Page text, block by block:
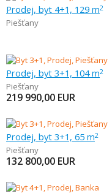
Prodej, byt 4+1, 129 m2
Piešťany
Prodej, byt 3+1, 104 m2
Piešťany
219 990,00 EUR
Prodej, byt 3+1, 65 m2
Piešťany
132 800,00 EUR